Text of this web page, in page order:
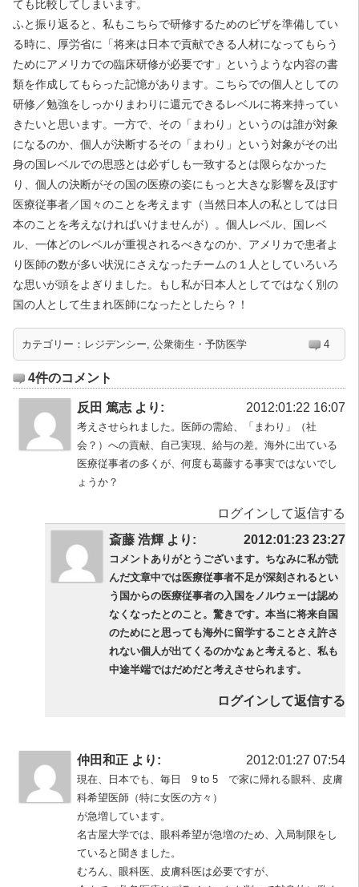
ても比較してしまいます。
ふと振り返ると、私もこちらで研修するためのビザを準備してい
る時に、厚労省に「将来は日本で貢献できる人材になってもらう
ためにアメリカでの臨床研修が必要です」というような内容の書
類を作成してもらった記憶があります。こちらでの個人としての
研修／勉強をしっかりまわりに還元できるレベルに将来持ってい
きたいと思います。一方で、その「まわり」というのは誰が対象
になるのか、個人が決断するその「まわり」という対象がその出
身の国レベルでの思惑とは必ずしも一致するとは限らなかった
り、個人の決断がその国の医療の姿にもっと大きな影響を及ぼす
医療従事者／国々のことを考えます（当然日本人の私としては日
本のことを考えなければいけませんが）。個人レベル、国レベ
ル、一体どのレベルが重視されるべきなのか、アメリカで患者よ
り医師の数が多い状況にさえなったチームの１人としていろいろ
な思いが頭をよぎりました。もし私が日本人としてではなく別の
国の人として生まれ医師になったとしたら？！
カテゴリー： レジデンシー, 公衆衛生・予防医学 4
4件のコメント
反田 篤志 より: 2012:01:22 16:07
考えさせられました。医師の需給、「まわり」（社
会？）への貢献、自己実現、給与の差。海外に出ている
医療従事者の多くが、何度も葛藤する事実ではないでし
ょうか？
ログインして返信する
斎藤 浩輝 より:
2012:01:23 23:27
コメントありがとうございます。ちなみに私が読
んだ文章中では医療従事者不足が深刻されるとい
う国からの医療従事者の入国をノルウェーは認め
なくなったとのこと。驚きです。本当に将来自国
のためにと思っても海外に留学することさえ許さ
れない個人が出てくるのかなぁと考えると、私も
中途半端ではだめだと考えさせられます。
ログインして返信する
仲田和正 より: 2012:01:27 07:54
現在、日本でも、毎日 9 to 5 で家に帰れる眼科、皮膚
科希望医師（特に女医の方々）
が急増しています。
名古屋大学では、眼科希望が急増のため、入局制限をし
ていると聞きました。
むろん、眼科医、皮膚科医は必要ですが、